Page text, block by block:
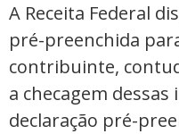
A Receita Federal
pré-preenchida
contribuinte,
a checagem dessas
declaração pré-